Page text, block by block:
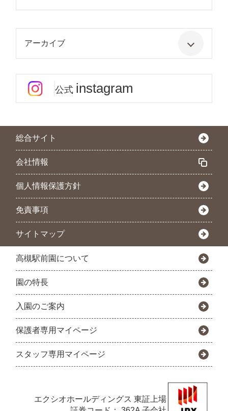
アーカイブ
公式 instagram
総合サイト
会社情報
個人情報保護方針
免責事項
サイトマップ
高槻駅前園について
園の特長
入園のご案内
保護者専用マイページ
スタッフ専用マイページ
エクシオホールディングス 東証上場